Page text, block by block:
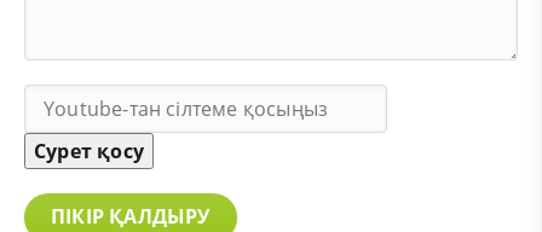
Сурет қосу
ПІКІР ҚАЛДЫРУ